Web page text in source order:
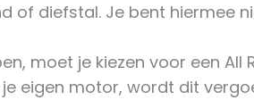
diefstal. Je bent hiermee
moet je kiezen voor een All
eigen motor, wordt dit